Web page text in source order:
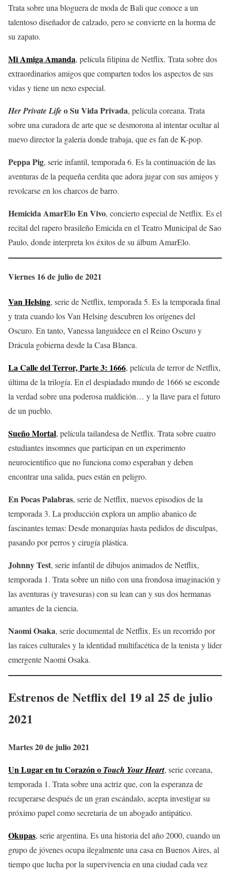
Trata sobre una bloguera de moda de Bali que conoce a un
talentoso diseñador de calzado, pero se convierte en la horma de
su zapato.
Mi Amiga Amanda, película filipina de Netflix. Trata sobre dos
extraordinarios amigos que comparten todos los aspectos de sus
vidas y tiene un nexo especial.
Her Private Lifeo Su Vida Privada, película coreana. Trata
sobre una curadora de arte que se desmorona al intentar ocultar al
nuevo director la galería donde trabaja, que es fan de K-pop.
Peppa Pig, serie infantil, temporada 6. Es la continuación de las
aventuras de la pequeña cerdita que adora jugar con sus amigos y
revolcarse en los charcos de barro.
Hemicida AmarElo En Vivo, concierto especial de Netflix. Es el
recital del rapero brasileño Emicida en el Teatro Municipal de Sao
Paulo, donde interpreta los éxitos de su álbum AmarElo.
Viernes 16 de julio de 2021
Van Helsing, serie de Netflix, temporada 5. Es la temporada final
y trata cuando los Van Helsing descubren los orígenes del
Oscuro. En tanto, Vanessa languidece en el Reino Oscuro y
Drácula gobierna desde la Casa Blanca.
La Calle del Terror, Parte 3: 1666, película de terror de Netflix,
última de la trilogía. En el despiadado mundo de 1666 se esconde
la verdad sobre una poderosa maldición… y la llave para el futuro
de un pueblo.
Sueño Mortal, película tailandesa de Netflix. Trata sobre cuatro
estudiantes insomnes que participan en un experimento
neurocientífico que no funciona como esperaban y deben
encontrar una salida, pues están en peligro.
En Pocas Palabras, serie de Netflix, nuevos episodios de la
temporada 3. La producción explora un amplio abanico de
fascinantes temas: Desde monarquías hasta pedidos de disculpas,
pasando por perros y cirugía plástica.
Johnny Test, serie infantil de dibujos animados de Netflix,
temporada 1. Trata sobre un niño con una frondosa imaginación y
las aventuras (y travesuras) con su lean can y sus dos hermanas
amantes de la ciencia.
Naomi Osaka, serie documental de Netflix. Es un recorrido por
las raíces culturales y la identidad multifacética de la tenista y líder
emergente Naomi Osaka.
Estrenos de Netflix del 19 al 25 de julio
2021
Martes 20 de julio 2021
Un Lugar en tu Corazón o Touch Your Heart, serie coreana,
temporada 1. Trata sobre una actriz que, con la esperanza de
recuperarse después de un gran escándalo, acepta investigar su
próximo papel como secretaria de un abogado antipático.
Okupas, serie argentina. Es una historia del año 2000, cuando un
grupo de jóvenes ocupa ilegalmente una casa en Buenos Aires, al
tiempo que lucha por la supervivencia en una ciudad cada vez